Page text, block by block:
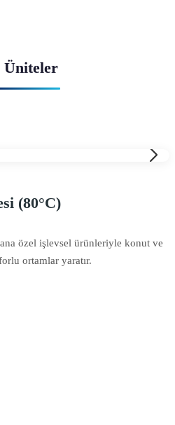
Üniteler
(80°C)
özel işlevsel ürünleriyle konut ve
ortamlar yaratır.